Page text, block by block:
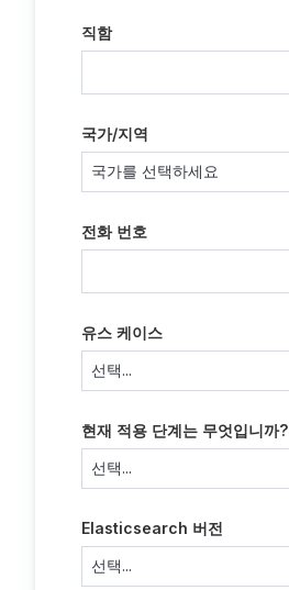
직함
국가/지역
전화 번호
유스 케이스
현재 적용 단계는 무엇입니까?
Elasticsearch 버전